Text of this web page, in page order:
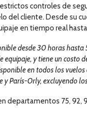
controles de
del cliente. Desde su
en tiempo real
desde 30 horas
equipaje, y tiene un costo
en todos los
y París-Orly, excluyendo
departamentos 75, 92,